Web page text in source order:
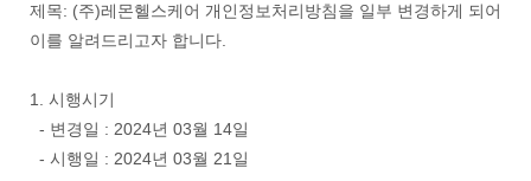
제목: (주)레몬헬스케어 개인정보처리방침을 일부 변경하게 되어
이를 알려드리고자 합니다.
1. 시행시기
- 변경일 : 2024년 03월 14일
- 시행일 : 2024년 03월 21일